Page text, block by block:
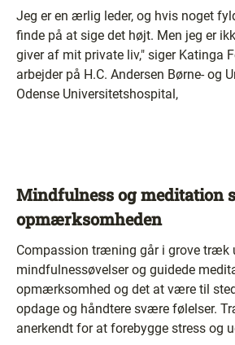
Jeg er en ærlig leder, og hvis noget
finde på at sige det højt. Men jeg er
giver af mit private liv," siger Katinga
arbejder på H.C. Andersen Børne- og
Odense Universitetshospital,
Mindfulness og meditation
opmærksomheden
Compassion træning går i grove træk
mindfulnessøvelser og guidede
opmærksomhed og det at være til
opdage og håndtere svære følelser.
anerkendt for at forebygge stress og